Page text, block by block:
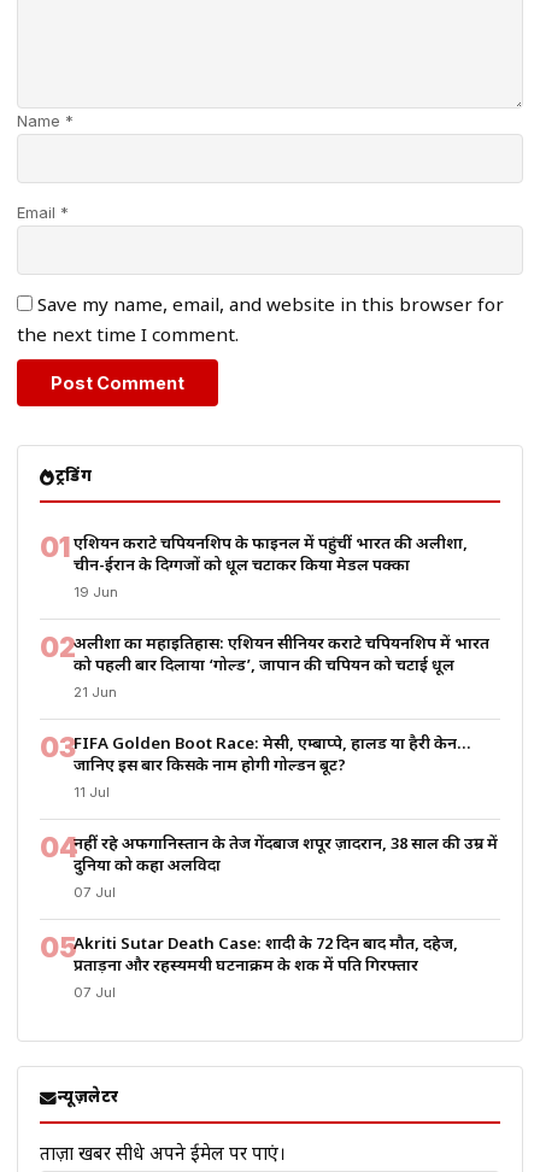
Name *
Email *
Save my name, email, and website in this browser for
the next time I comment.
ट्रेंडिंग
01एशियन कराटे चैंपियनशिप के फाइनल में पहुंचीं भारत की अलीशा,
चीन-ईरान के दिग्गजों को धूल चटाकर किया मेडल पक्का
19 Jun
02अलीशा का महाइतिहास: एशियन सीनियर कराटे चैंपियनशिप में भारत
को पहली बार दिलाया ‘गोल्ड’, जापान की चैंपियन को चटाई धूल
21 Jun
03FIFA Golden Boot Race: मेसी, एम्बाप्पे, हालैंड या हैरी केन…
जानिए इस बार किसके नाम होगी गोल्डन बूट?
11 Jul
04नहीं रहे अफगानिस्तान के तेज गेंदबाज शपूर ज़ादरान, 38 साल की उम्र में
दुनिया को कहा अलविदा
07 Jul
05Akriti Sutar Death Case: शादी के 72 दिन बाद मौत, दहेज,
प्रताड़ना और रहस्यमयी घटनाक्रम के शक में पति गिरफ्तार
07 Jul
न्यूज़लेटर
ताज़ा खबरें सीधे अपने ईमेल पर पाएं।